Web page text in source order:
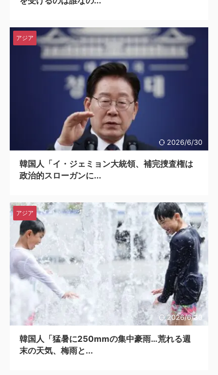
2026/6/30
アジア
韓国人「イ・ジェミョン大統領、補完捜査権は
政治的スローガンに...
2026/6/30
アジア
韓国人「猛暑に250mmの集中豪雨…荒れる週
末の天気、梅雨と...